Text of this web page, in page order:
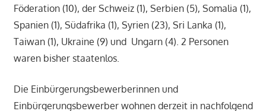
Föderation (10), der Schweiz (1), Serbien (5), Somalia (1),
Spanien (1), Südafrika (1), Syrien (23), Sri Lanka (1),
Taiwan (1), Ukraine (9) und Ungarn (4). 2 Personen
waren bisher staatenlos.
Die Einbürgerungsbewerberinnen und
Einbürgerungsbewerber wohnen derzeit in nachfolgend